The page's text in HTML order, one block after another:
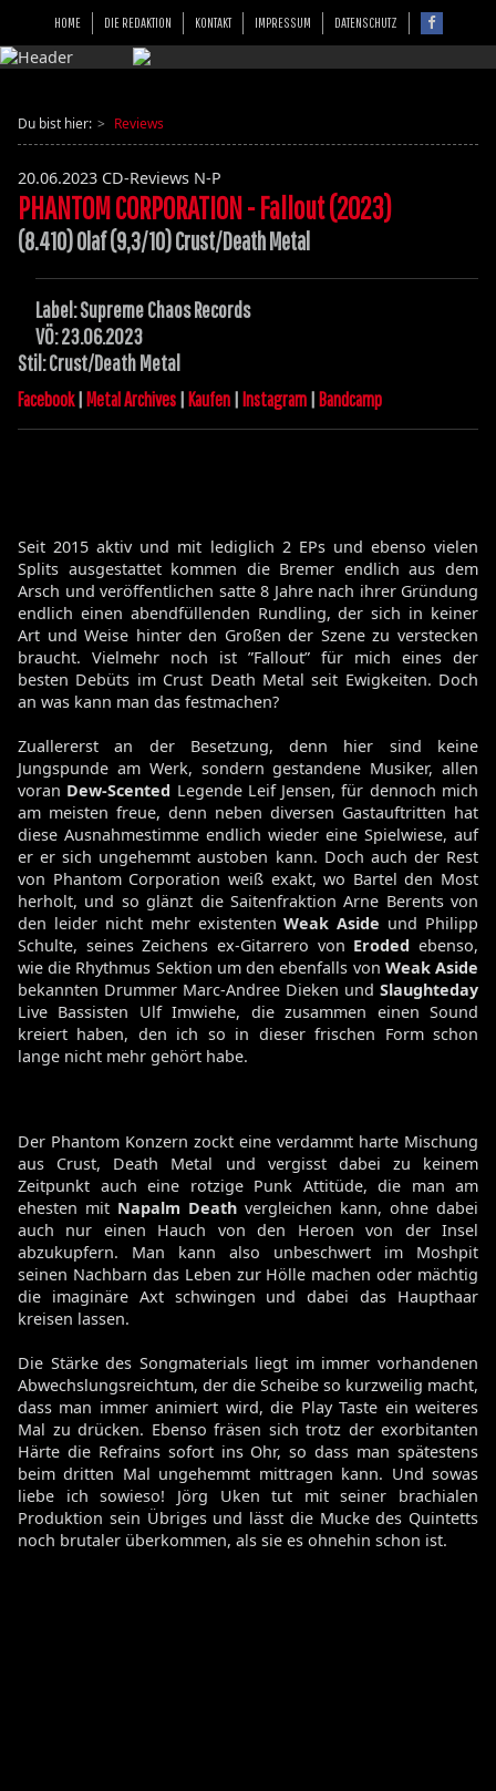
HOME DIE REDAKTION KONTAKT IMPRESSUM DATENSCHUTZ
Du bist hier: Reviews
20.06.2023 CD-Reviews N-P
PHANTOM CORPORATION - Fallout (2023)
(8.410) Olaf (9,3/10) Crust/Death Metal
Label: Supreme Chaos Records
VÖ: 23.06.2023
Stil: Crust/Death Metal
Facebook| Metal Archives | Kaufen | Instagram | Bandcamp
Seit 2015 aktiv und mit lediglich 2 EPs und ebenso vielen
Splits ausgestattet kommen die Bremer endlich aus dem
Arsch und veröffentlichen satte 8 Jahre nach ihrer Gründung
endlich einen abendfüllenden Rundling, der sich in keiner
Art und Weise hinter den Großen der Szene zu verstecken
braucht. Vielmehr noch ist ”Fallout” für mich eines der
besten Debüts im Crust Death Metal seit Ewigkeiten. Doch
an was kann man das festmachen?
Zuallererst an der Besetzung, denn hier sind keine
Jungspunde am Werk, sondern gestandene Musiker, allen
voran Dew-Scented Legende Leif Jensen, für dennoch mich
am meisten freue, denn neben diversen Gastauftritten hat
diese Ausnahmestimme endlich wieder eine Spielwiese, auf
er er sich ungehemmt austoben kann. Doch auch der Rest
von Phantom Corporation weiß exakt, wo Bartel den Most
herholt, und so glänzt die Saitenfraktion Arne Berents von
den leider nicht mehr existentenWeak Aside und Philipp
Schulte, seines Zeichens ex-Gitarrero von Eroded ebenso,
wie die Rhythmus Sektion um den ebenfalls von Weak Aside
bekannten Drummer Marc-Andree Dieken und Slaughteday
Live Bassisten Ulf Imwiehe, die zusammen einen Sound
kreiert haben, den ich so in dieser frischen Form schon
lange nicht mehr gehört habe.
Der Phantom Konzern zockt eine verdammt harte Mischung
aus Crust, Death Metal und vergisst dabei zu keinem
Zeitpunkt auch eine rotzige Punk Attitüde, die man am
ehesten mit Napalm Death vergleichen kann, ohne dabei
auch nur einen Hauch von den Heroen von der Insel
abzukupfern. Man kann also unbeschwert im Moshpit
seinen Nachbarn das Leben zur Hölle machen oder mächtig
die imaginäre Axt schwingen und dabei das Haupthaar
kreisen lassen.
Die Stärke des Songmaterials liegt im immer vorhandenen
Abwechslungsreichtum, der die Scheibe so kurzweilig macht,
dass man immer animiert wird, die Play Taste ein weiteres
Mal zu drücken. Ebenso fräsen sich trotz der exorbitanten
Härte die Refrains sofort ins Ohr, so dass man spätestens
beim dritten Mal ungehemmt mittragen kann. Und sowas
liebe ich sowieso! Jörg Uken tut mit seiner brachialen
Produktion sein Übriges und lässt die Mucke des Quintetts
noch brutaler überkommen, als sie es ohnehin schon ist.